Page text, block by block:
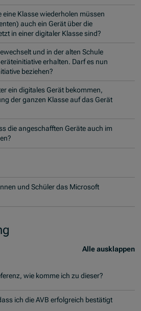
eine Klasse wiederholen müssen
auch ein Gerät über die
in einer digitaler Klasse sind?
und in der alten Schule
erhalten. Darf es nun
beziehen?
ein digitales Gerät bekommen,
der ganzen Klasse auf das Gerät
die angeschafften Geräte auch im
und Schüler das Microsoft
Alle ausklappen
wie komme ich zu dieser?
ich die AVB erfolgreich bestätigt